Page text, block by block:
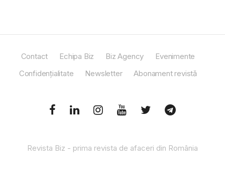
Contact Echipa Biz Biz Agency
Evenimente
Confidențialitate
Newsletter Abonament revistă
Revista Biz - prima revista de afaceri din România